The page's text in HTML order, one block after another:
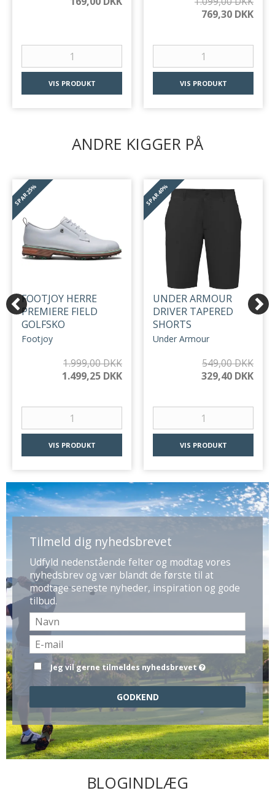
VIS PRODUKT
769,30 DKK
VIS PRODUKT
ANDRE KIGGER PÅ
SPAR
25%
FOOTJOY HERRE
PREMIERE FIELD
GOLFSKO
Footjoy
1.999,00 DKK
1.499,25 DKK
VIS PRODUKT
SPAR
40%
UNDER ARMOUR
DRIVER TAPERED
SHORTS
Under Armour
549,00 DKK
329,40 DKK
VIS PRODUKT
Tilmeld dig nyhedsbrevet
Udfyld nedenstående felter og modtag vores
nyhedsbrev og vær blandt de første til at
modtage seneste nyheder, inspiration og gode
tilbud.
Jeg vil gerne tilmeldes nyhedsbrevet
GODKEND
BLOGINDLÆG